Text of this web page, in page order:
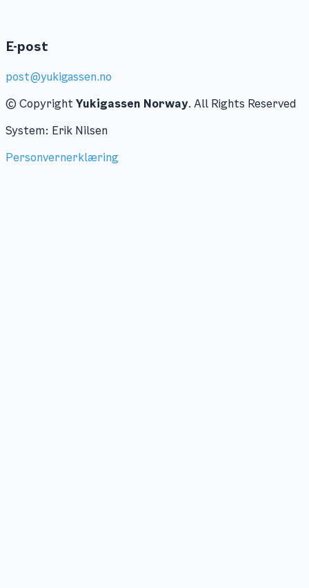
E-post
post@yukigassen.no
© Copyright Yukigassen Norway. All Rights Reserved
System: Erik Nilsen
Personvernerklæring